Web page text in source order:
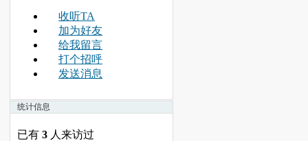
收听TA
加为好友
给我留言
打个招呼
发送消息
统计信息
已有 3 人来访过